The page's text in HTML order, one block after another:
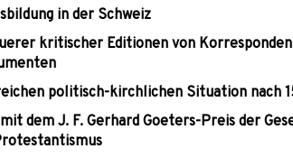
in der Schweiz
kritischer Editionen von
politisch-kirchlichen Situation nach
dem J. F. Gerhard Goeters-Preis der